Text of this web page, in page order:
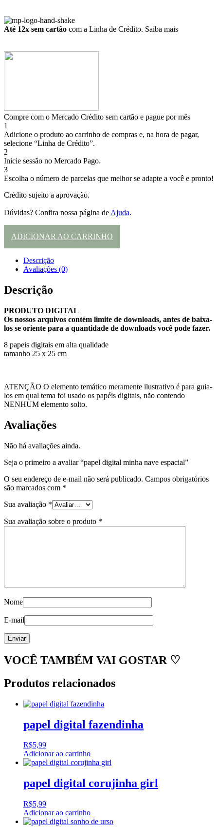
Até 12x sem cartão com a Linha de Crédito. Saiba mais
Compre com o Mercado Crédito sem cartão e pague por mês
1
Adicione o produto ao carrinho de compras e, na hora de pagar,
selecione “Linha de Crédito”.
2
Inicie sessão no Mercado Pago.
3
Escolha o número de parcelas que melhor se adapte a você e pronto!
Crédito sujeito a aprovação.
Dúvidas? Confira nossa página de Ajuda.
ADICIONAR AO CARRINHO
Descrição
Avaliações (0)
Descrição
PRODUTO DIGITAL
Os nossos arquivos contém limite de downloads, antes de baixa-
los se oriente para a quantidade de downloads você pode fazer.
8 papeis digitais em alta qualidade
tamanho 25 x 25 cm
ATENÇÃO O elemento temático meramente ilustrativo é para guia-
los em qual tema foi usado os papéis digitais, não contendo
NENHUM elemento solto.
Avaliações
Não há avaliações ainda.
Seja o primeiro a avaliar “papel digital minha nave espacial”
O seu endereço de e-mail não será publicado. Campos obrigatórios
são marcados com *
Sua avaliação *
Sua avaliação sobre o produto *
Nome
E-mail
VOCÊ TAMBÉM VAI GOSTAR ♡
Produtos relacionados
papel digital fazendinha
R$5,99
Adicionar ao carrinho
papel digital corujinha girl
R$5,99
Adicionar ao carrinho